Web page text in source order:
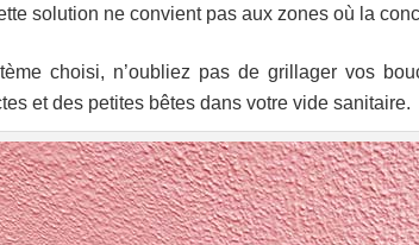
solution ne convient pas aux zones où la
choisi, n’oubliez pas de grillager vos
et des petites bêtes dans votre vide sanitaire.